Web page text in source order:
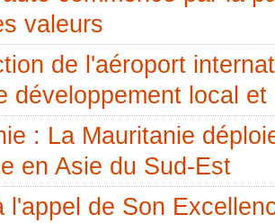
valeurs
de l'aéroport
développement local et
: La Mauritanie
en Asie du Sud-Est
l'appel de Son